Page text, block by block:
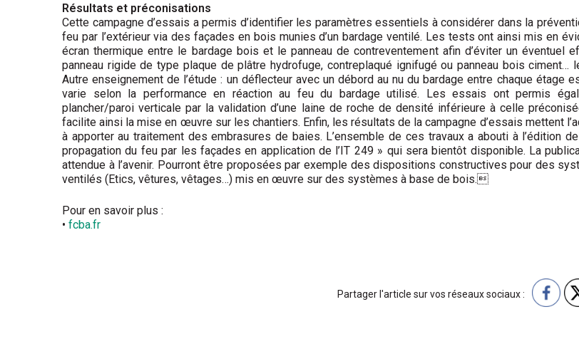
Résultats et préconisations
Cette campagne d’essais a permis d’identifier les paramètres essentiels à considérer dans la
feu par l’extérieur via des façades en bois munies d’un bardage ventilé. Les tests ont ainsi mis en
écran thermique entre le bardage bois et le panneau de contreventement afin d’éviter un éventuel
panneau rigide de type plaque de plâtre hydrofuge, contreplaqué ignifugé ou panneau bois ciment…
Autre enseignement de l’étude : un déflecteur avec un débord au nu du bardage entre chaque étage
varie selon la performance en réaction au feu du bardage utilisé. Les essais ont permis
plancher/paroi verticale par la validation d’une laine de roche de densité inférieure à celle
facilite ainsi la mise en œuvre sur les chantiers. Enfin, les résultats de la campagne d’essais mettent
à apporter au traitement des embrasures de baies. L’ensemble de ces travaux a abouti à l’édition
propagation du feu par les façades en application de l’IT 249 » qui sera bientôt disponible. La
attendue à l’avenir. Pourront être proposées par exemple des dispositions constructives pour des
ventilés (Etics, vêtures, vêtages…) mis en œuvre sur des systèmes à base de bois.
Pour en savoir plus :
• fcba.fr
Partager l'article sur vos réseaux sociaux :